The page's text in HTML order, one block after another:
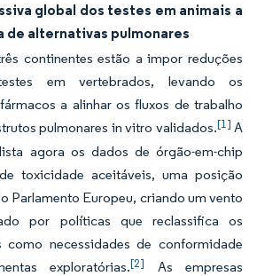
global dos testes em animais a
de alternativas pulmonares
continentes estão a impor reduções
em vertebrados, levando os
a alinhar os fluxos de trabalho
pulmonares in vitro validados.[1] A
agora os dados de órgão-em-chip
toxicidade aceitáveis, uma posição
Parlamento Europeu, criando um vento
por políticas que reclassifica os
como necessidades de conformidade
exploratórias.[2]
As empresas